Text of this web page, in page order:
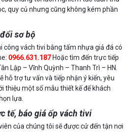
quy củ nhưng cũng không kém phần
sơ bộ
công vách tivi bằng tấm nhựa giả đá có
0966.631.187 Hoặc tìm đến trực tiếp
Lập – Vĩnh Quỳnh – Thanh Trì – HN.
hỗ trợ tư vấn và tiếp nhận ý kiến, yêu
thiệu một số mẫu thiết kế để khách
lựa.
tế, báo giá ốp vách tivi
của chúng tôi sẽ được cử đến tận nơi